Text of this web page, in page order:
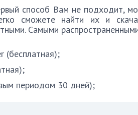
способ Вам не подходит,
сможете найти их и
Самыми
(бесплатная);
периодом 30 дней);